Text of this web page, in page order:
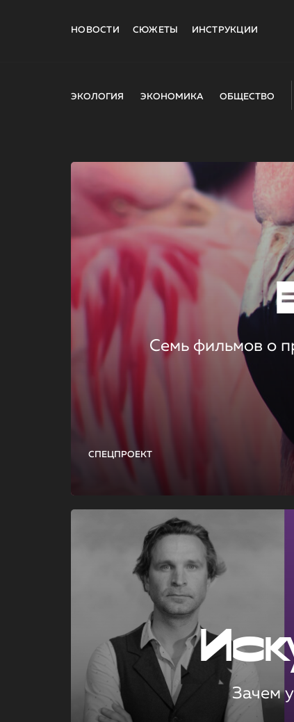
НОВОСТИ СЮЖЕТЫ ИНСТРУКЦИИ
ЭКОЛОГИЯ ЭКОНОМИКА ОБЩЕСТВО
СПЕЦПРОЕКТ
Семь фильмов о
Зачем